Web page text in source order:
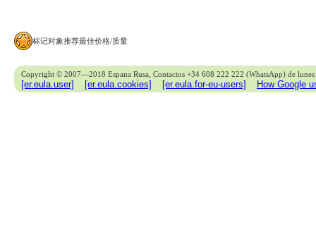
标记对象推荐最佳价格/质量
Copyright © 2007—2018 Espana Rusa, Contactos +34 608 222 222 (WhatsApp) de
[er.eula.user] [er.eula.cookies] [er.eula.for-eu-users] How Google